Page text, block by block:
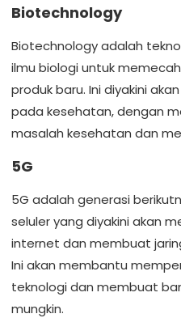
Biotechnology
Biotechnology adalah
ilmu biologi untuk
produk baru. Ini diyakini
pada kesehatan, dengan
masalah kesehatan dan
5G
5G adalah generasi
seluler yang diyakini akan
internet dan membuat
Ini akan membantu
teknologi dan membuat
mungkin.